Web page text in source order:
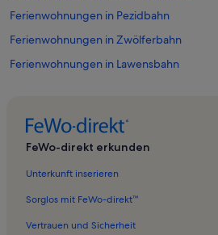
Ferienwohnungen in Pezidbahn
Ferienwohnungen in Zwölferbahn
Ferienwohnungen in Lawensbahn
Ferienwohnungen in Moosbahn
Ferienwohnungen in Quadratsch
FeWo-direkt erkunden
Unterkunft inserieren
Sorglos mit FeWo-direkt™
Vertrauen und Sicherheit